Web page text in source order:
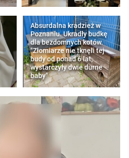
Absurdalna kradzież w
Poznaniu. Ukradły budkę
dla bezdomnych kotów.
"Złomiarze nie tknęli tej
budy od ponad 6 lat,
wystarczyły dwie durne
baby"